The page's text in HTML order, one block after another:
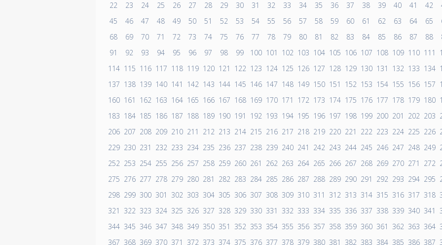
22
23 24 25 26 27 28 29 30 31 32 33 34 35 36 37 38 39 40 41 42
45
46 47 48 49 50 51 52 53 54 55 56 57 58 59 60 61 62 63 64 65
68
69 70 71 72 73 74 75 76 77 78 79 80 81 82 83 84 85 86 87 88
91
92 93 94 95 96 97 98 99 100 101 102 103 104 105 106 107 108 109 110 111
114 115 116 117 118 119 120 121 122 123 124 125 126 127 128 129 130 131 132 133 134
137 138 139 140 141 142 143 144 145 146 147 148 149 150 151 152 153 154 155 156 157
160 161 162 163 164 165 166 167 168 169 170 171 172 173 174 175 176 177 178 179 180
183 184 185 186 187 188 189 190 191 192 193 194 195 196 197 198 199 200 201 202 203
206 207 208 209 210 211 212 213 214 215 216 217 218 219 220 221 222 223 224 225 226
229 230 231 232 233 234 235 236 237 238 239 240 241 242 243 244 245 246 247 248 249
252 253 254 255 256 257 258 259 260 261 262 263 264 265 266 267 268 269 270 271 272
275 276 277 278 279 280 281 282 283 284 285 286 287 288 289 290 291 292 293 294 295
298 299 300 301 302 303 304 305 306 307 308 309 310 311 312 313 314 315 316 317 318
321
322 323 324 325 326 327 328 329 330 331 332 333 334 335 336 337 338 339 340 341
344 345 346 347 348 349 350 351 352 353 354 355 356 357 358 359 360 361 362 363 364
367 368 369 370 371 372 373 374 375 376 377 378 379 380 381 382 383 384 385 386 387